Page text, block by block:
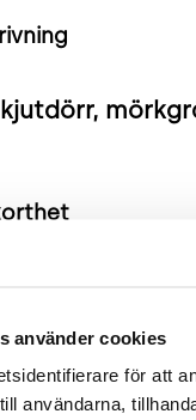
använder cookies
för att
användarna,